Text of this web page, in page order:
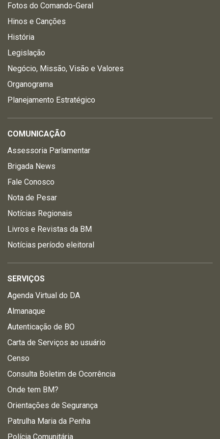
Fotos do Comando-Geral
Hinos e Canções
História
Legislação
Negócio, Missão, Visão e Valores
Organograma
Planejamento Estratégico
COMUNICAÇÃO
Assessoria Parlamentar
Brigada News
Fale Conosco
Nota de Pesar
Notícias Regionais
Livros e Revistas da BM
Notícias período eleitoral
SERVIÇOS
Agenda Virtual do DA
Almanaque
Autenticação de BO
Carta de Serviços ao usuário
Censo
Consulta Boletim de Ocorrência
Onde tem BM?
Orientações de Segurança
Patrulha Maria da Penha
Polícia Comunitária